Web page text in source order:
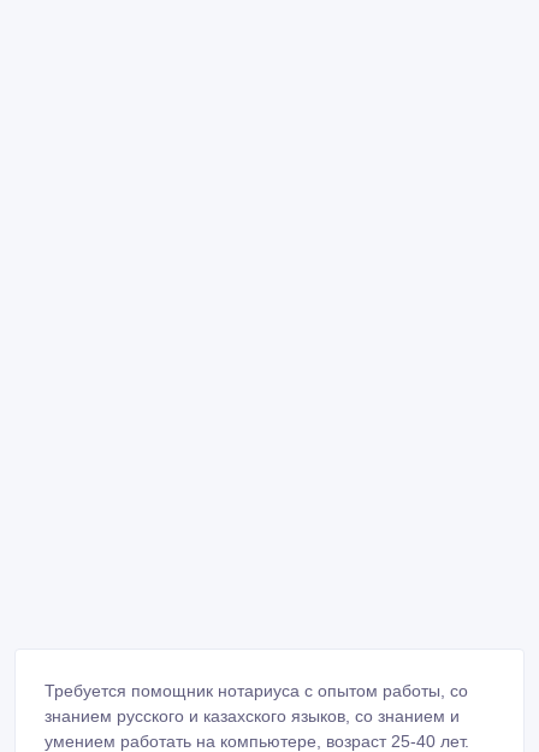
Требуется помощник нотариуса с опытом работы, со
знанием русского и казахского языков, со знанием и
умением работать на компьютере, возраст 25-40 лет.